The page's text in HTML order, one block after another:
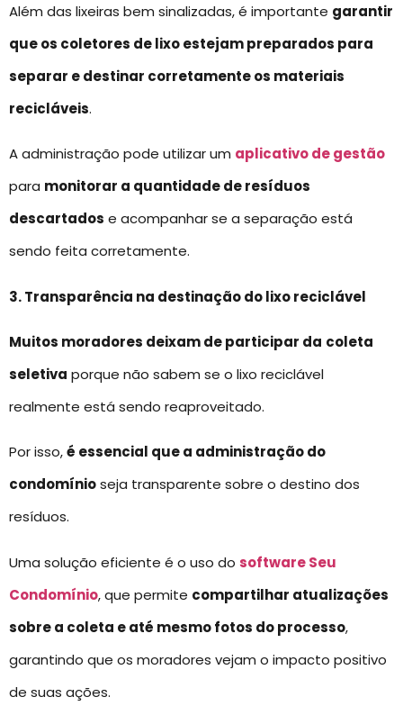
Além das lixeiras bem sinalizadas, é importante garantir
que os coletores de lixo estejam preparados para
separar e destinar corretamente os materiais
recicláveis.
A administração pode utilizar um aplicativo de gestão
para monitorar a quantidade de resíduos
descartados e acompanhar se a separação está
sendo feita corretamente.
3. Transparência na destinação do lixo reciclável
Muitos moradores deixam de participar da coleta
seletiva porque não sabem se o lixo reciclável
realmente está sendo reaproveitado.
Por isso,é essencial que a administração do
condomínioseja transparente sobre o destino dos
resíduos.
Uma solução eficiente é o uso do software Seu
Condomínio, que permite compartilhar atualizações
sobre a coleta e até mesmo fotos do processo,
garantindo que os moradores vejam o impacto positivo
de suas ações.